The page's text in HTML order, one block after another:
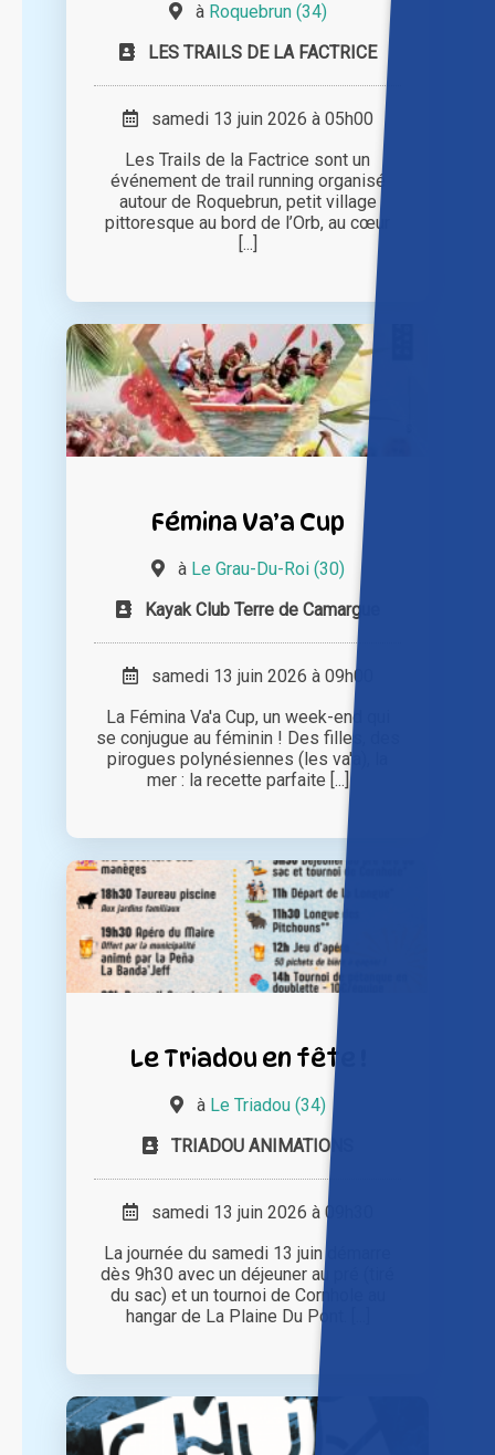
à Roquebrun (34)
LES TRAILS DE LA FACTRICE
samedi 13 juin 2026 à 05h00
Les Trails de la Factrice sont un
événement de trail running organisé
autour de Roquebrun, petit village
pittoresque au bord de l’Orb, au cœur
[...]
Fémina Va’a Cup
à Le Grau-Du-Roi (30)
Kayak Club Terre de Camargue
samedi 13 juin 2026 à 09h00
La Fémina Va'a Cup, un week-end qui
se conjugue au féminin ! Des filles, des
pirogues polynésiennes (les va'a), la
mer : la recette parfaite [...]
Le Triadou en fête !
à Le Triadou (34)
TRIADOU ANIMATIONS
samedi 13 juin 2026 à 09h30
La journée du samedi 13 juin démarre
dès 9h30 avec un déjeuner au pré (tiré
du sac) et un tournoi de Cornhole au
hangar de La Plaine Du Pont. [...]